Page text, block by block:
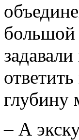
глубину
– А